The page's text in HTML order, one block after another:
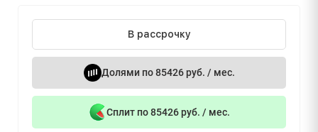
В рассрочку
Долями по 85426 руб. / мес.
Сплит по 85426 руб. / мес.